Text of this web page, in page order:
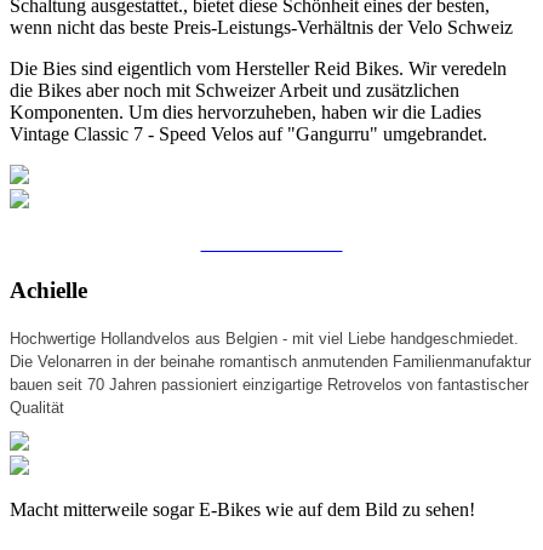
Schaltung ausgestattet., bietet diese Schönheit eines der besten,
wenn nicht das beste Preis-Leistungs-Verhältnis der Velo Schweiz
Die Bies sind eigentlich vom Hersteller Reid Bikes. Wir veredeln
die Bikes aber noch mit Schweizer Arbeit und zusätzlichen
Komponenten. Um dies hervorzuheben, haben wir die Ladies
Vintage Classic 7 - Speed Velos auf "Gangurru" umgebrandet.
Achielle
Hochwertige Hollandvelos aus Belgien - mit viel Liebe handgeschmiedet.
Die Velonarren in der beinahe romantisch anmutenden Familienmanufaktur
bauen seit 70 Jahren passioniert einzigartige Retrovelos von fantastischer
Qualität
Macht mitterweile sogar E-Bikes wie auf dem Bild zu sehen!